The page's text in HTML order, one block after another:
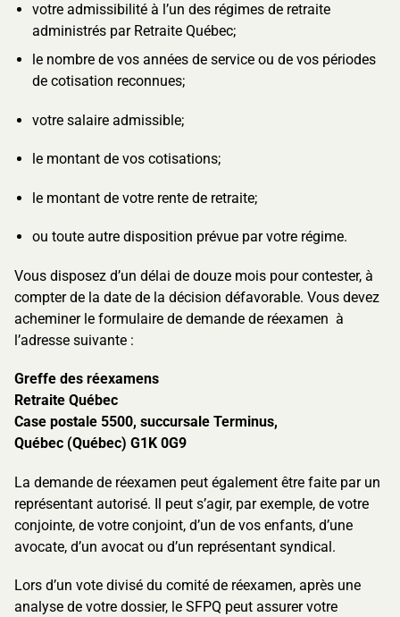
votre admissibilité à l’un des régimes de retraite
administrés par Retraite Québec;
le nombre de vos années de service ou de vos périodes
de cotisation reconnues;
votre salaire admissible;
le montant de vos cotisations;
le montant de votre rente de retraite;
ou toute autre disposition prévue par votre régime.
Vous disposez d’un délai de douze mois pour contester, à
compter de la date de la décision défavorable. Vous devez
acheminer le formulaire de demande de réexamen à
l’adresse suivante :
Greffe des réexamens
Retraite Québec
Case postale 5500, succursale Terminus,
Québec (Québec) G1K 0G9
La demande de réexamen peut également être faite par un
représentant autorisé. Il peut s’agir, par exemple, de votre
conjointe, de votre conjoint, d’un de vos enfants, d’une
avocate, d’un avocat ou d’un représentant syndical.
Lors d’un vote divisé du comité de réexamen, après une
analyse de votre dossier, le SFPQ peut assurer votre